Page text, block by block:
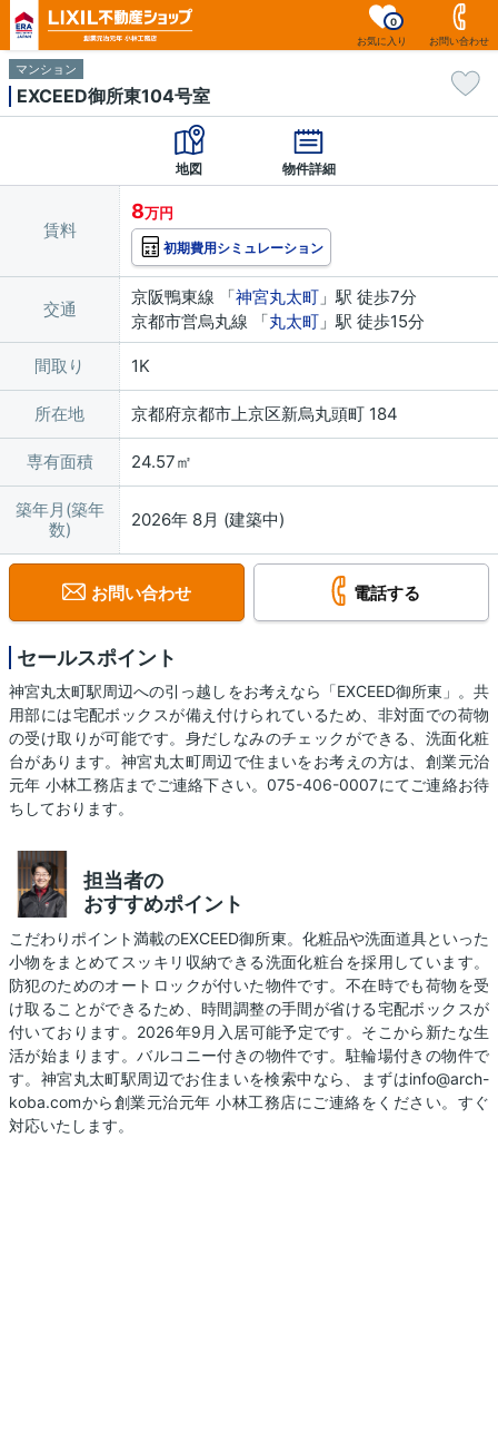
お気に入り
0
お問い合わせ
マンション
EXCEED御所東104号室
地図 物件詳細
賃料
8万円
初期費用シミュレーション
交通
京阪鴨東線 「神宮丸太町 」駅 徒歩7分
京都市営烏丸線 「丸太町 」駅 徒歩15分
間取り 1K
所在地 京都府京都市上京区新烏丸頭町 184
専有面積 24.57㎡
築年月(築年
数)
2026年 8月 (建築中)
お問い合わせ 電話する
セールスポイント
神宮丸太町駅周辺への引っ越しをお考えなら「EXCEED御所東」。共
用部には宅配ボックスが備え付けられているため、非対面での荷物
の受け取りが可能です。身だしなみのチェックができる、洗面化粧
台があります。神宮丸太町周辺で住まいをお考えの方は、創業元治
元年 小林工務店までご連絡下さい。075-406-0007にてご連絡お待
ちしております。
担当者の
おすすめポイント
こだわりポイント満載のEXCEED御所東。化粧品や洗面道具といった
小物をまとめてスッキリ収納できる洗面化粧台を採用しています。
防犯のためのオートロックが付いた物件です。不在時でも荷物を受
け取ることができるため、時間調整の手間が省ける宅配ボックスが
付いております。2026年9月入居可能予定です。そこから新たな生
活が始まります。バルコニー付きの物件です。駐輪場付きの物件で
す。神宮丸太町駅周辺でお住まいを検索中なら、まずはinfo@arch-
koba.comから創業元治元年 小林工務店にご連絡をください。すぐ
対応いたします。